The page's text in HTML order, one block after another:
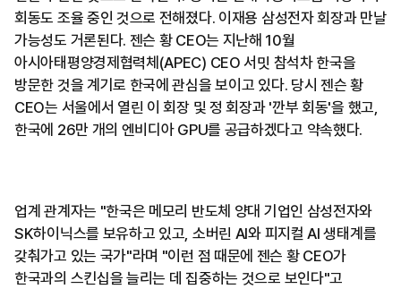
회동도 조율 중인 것으로 전해졌다. 이재용 삼성전자 회장과 만날
가능성도 거론된다. 젠슨 황 CEO는 지난해 10월
아시아태평양경제협력체(APEC) CEO 서밋 참석차 한국을
방문한 것을 계기로 한국에 관심을 보이고 있다. 당시 젠슨 황
CEO는 서울에서 열린 이 회장 및 정 회장과 '깐부 회동'을 했고,
한국에 26만 개의 엔비디아 GPU를 공급하겠다고 약속했다.
업계 관계자는 "한국은 메모리 반도체 양대 기업인 삼성전자와
SK하이닉스를 보유하고 있고, 소버린 AI와 피지컬 AI 생태계를
갖춰가고 있는 국가"라며 "이런 점 때문에 젠슨 황 CEO가
한국과의 스킨십을 늘리는 데 집중하는 것으로 보인다"고